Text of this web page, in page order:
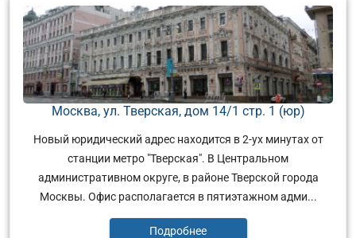
Москва, ул. Тверская, дом 14/1 стр. 1 (юр)
Новый юридический адрес находится в 2-ух минутах от
станции метро "Тверская". В Центральном
административном округе, в районе Тверской города
Москвы. Офис располагается в пятиэтажном адми...
Подробнее